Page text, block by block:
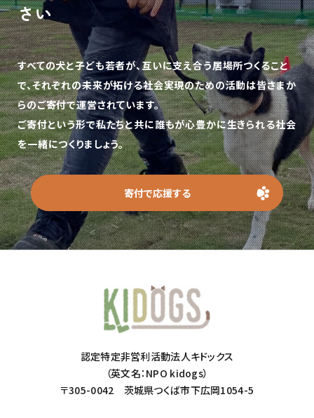
さい
すべての犬と子ども若者が、互いに支え合う居場所つくること
で、それぞれの未来が拓ける社会実現のための活動は皆さまか
らのご寄付で運営されています。
ご寄付という形で私たちと共に誰もが心豊かに生きられる社会
を一緒につくりましょう。
寄付で応援する
認定特定非営利活動法人キドックス
（英文名：NPO kidogs）
〒305-0042 茨城県つくば市下広岡1054-5